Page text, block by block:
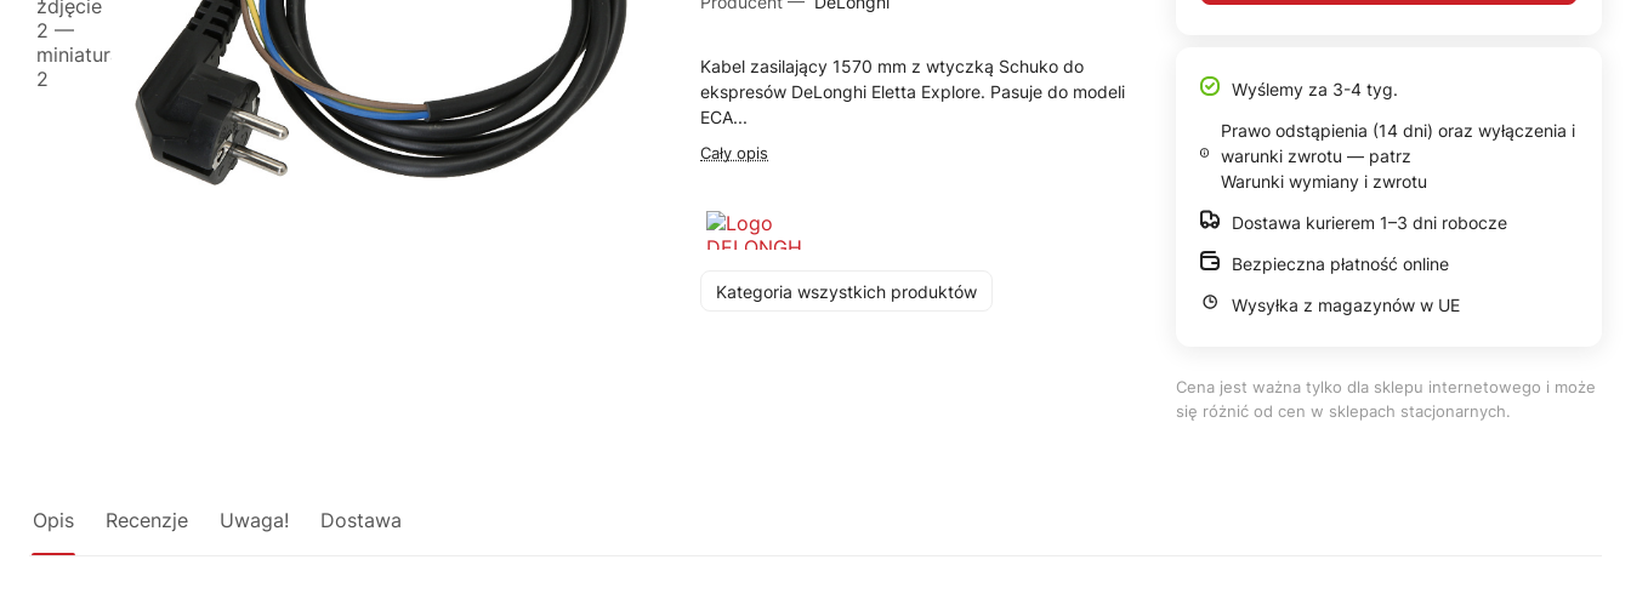
Kabel zasilający 1570 mm z wtyczką Schuko do
ekspresów DeLonghi Eletta Explore. Pasuje do modeli
ECA...
Cały opis
Kategoria wszystkich produktów
Wyślemy za 3-4 tyg.
Prawo odstąpienia (14 dni) oraz wyłączenia i
warunki zwrotu — patrz
Warunki wymiany i zwrotu
Dostawa kurierem 1–3 dni robocze
Bezpieczna płatność online
Wysyłka z magazynów w UE
Cena jest ważna tylko dla sklepu internetowego i może
się różnić od cen w sklepach stacjonarnych.
Opis Recenzje Uwaga! Dostawa